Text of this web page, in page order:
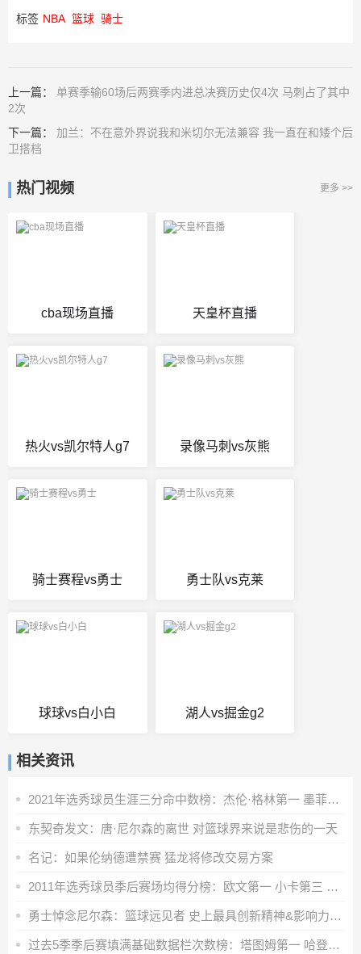
标签 NBA 篮球 骑士
上一篇： 单赛季输60场后两赛季内进总决赛历史仅4次 马刺占了其中
2次
下一篇： 加兰：不在意外界说我和米切尔无法兼容 我一直在和矮个后
卫搭档
热门视频 更多 >>
cba现场直播 天皇杯直播
热火vs凯尔特人g7 录像马刺vs灰熊
骑士赛程vs勇士 勇士队vs克莱
球球vs白小白 湖人vs掘金g2
相关资讯
2021年选秀球员生涯三分命中数榜：杰伦·格林第一 墨菲第二
东契奇发文：唐·尼尔森的离世 对篮球界来说是悲伤的一天
名记：如果伦纳德遭禁赛 猛龙将修改交易方案
2011年选秀球员季后赛场均得分榜：欧文第一 小卡第三 克莱第六
勇士悼念尼尔森：篮球远见者 史上最具创新精神&影响力的教练之一
过去5季季后赛填满基础数据栏次数榜：塔图姆第一 哈登第二